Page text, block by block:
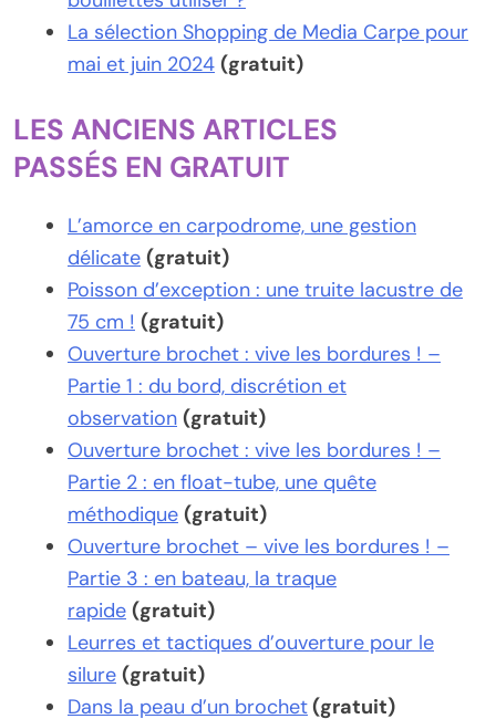
La sélection Shopping de Media Carpe pour
mai et juin 2024 (gratuit)
LES ANCIENS ARTICLES
PASSÉS EN GRATUIT
L’amorce en carpodrome, une gestion
délicate (gratuit)
Poisson d’exception : une truite lacustre de
75 cm ! (gratuit)
Ouverture brochet : vive les bordures ! –
Partie 1 : du bord, discrétion et
observation (gratuit)
Ouverture brochet : vive les bordures ! –
Partie 2 : en float-tube, une quête
méthodique (gratuit)
Ouverture brochet – vive les bordures ! –
Partie 3 : en bateau, la traque
rapide (gratuit)
Leurres et tactiques d’ouverture pour le
silure (gratuit)
Dans la peau d’un brochet(gratuit)